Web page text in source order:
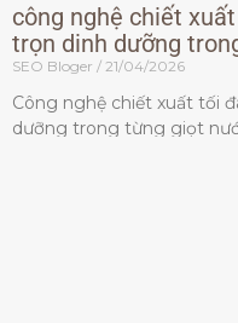
công nghệ chiết
trọn dinh dưỡng
SEO Bloger 21/04/2026
Công nghệ chiết xuất tối
dưỡng trong từng giọt